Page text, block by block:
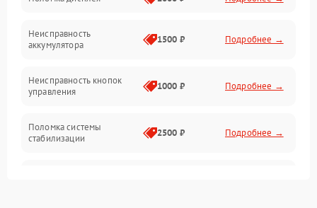
Неисправность
аккумулятора
1500 ₽ Подробнее →
Неисправность кнопок
управления
1000 ₽ Подробнее →
Поломка системы
стабилизации
2500 ₽ Подробнее →